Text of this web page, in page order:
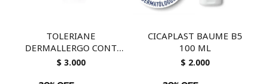
TOLERIANE
DERMALLERGO CONT
OJOS 20 ML
$ 3.000
CICAPLAST BAUME B5
100 ML
$ 2.000